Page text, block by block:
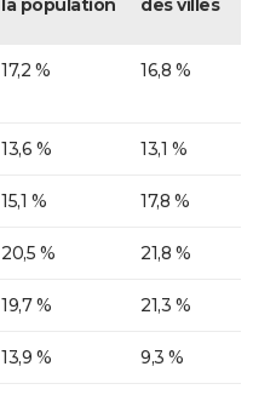
la population
des villes
17,2 % 16,8 %
13,6 % 13,1 %
15,1 % 17,8 %
20,5 % 21,8 %
19,7 % 21,3 %
13,9 % 9,3 %